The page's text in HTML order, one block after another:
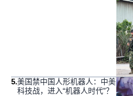
5.美国禁中国人形机器人：中美
科技战，进入“机器人时代”？